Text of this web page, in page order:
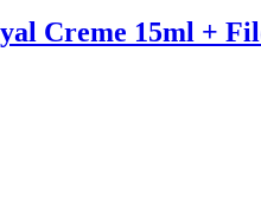
Creme 15ml +